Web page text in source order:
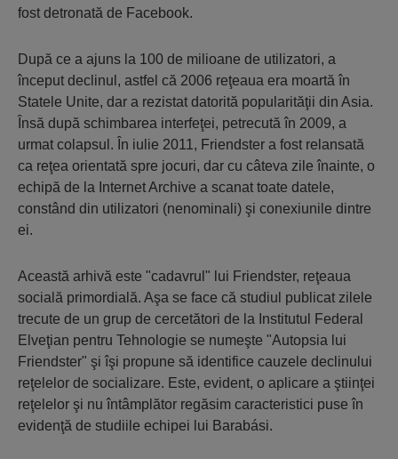
fost detronată de Facebook.
După ce a ajuns la 100 de milioane de utilizatori, a
început declinul, astfel că 2006 reţeaua era moartă în
Statele Unite, dar a rezistat datorită popularităţii din Asia.
Însă după schimbarea interfeţei, petrecută în 2009, a
urmat colapsul. În iulie 2011, Friendster a fost relansată
ca reţea orientată spre jocuri, dar cu câteva zile înainte, o
echipă de la Internet Archive a scanat toate datele,
constând din utilizatori (nenominali) şi conexiunile dintre
ei.
Această arhivă este "cadavrul" lui Friendster, reţeaua
socială primordială. Aşa se face că studiul publicat zilele
trecute de un grup de cercetători de la Institutul Federal
Elveţian pentru Tehnologie se numeşte "Autopsia lui
Friendster" şi îşi propune să identifice cauzele declinului
reţelelor de socializare. Este, evident, o aplicare a ştiinţei
reţelelor şi nu întâmplător regăsim caracteristici puse în
evidenţă de studiile echipei lui Barabási.